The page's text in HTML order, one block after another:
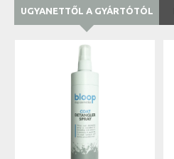
UGYANETTŐL A GYÁRTÓTÓL